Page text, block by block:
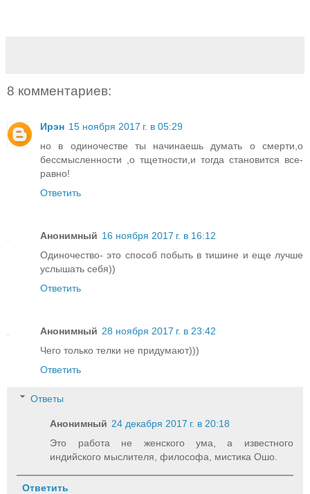
8 комментариев:
Ирэн 15 ноября 2017 г. в 05:29
но в одиночестве ты начинаешь думать о смерти,о
бессмысленности ,о тщетности,и тогда становится все-
равно!
Ответить
Анонимный 16 ноября 2017 г. в 16:12
Одиночество- это способ побыть в тишине и еще лучше
услышать себя))
Ответить
Анонимный 28 ноября 2017 г. в 23:42
Чего только телки не придумают)))
Ответить
Ответы
Анонимный 24 декабря 2017 г. в 20:18
Это работа не женского ума, а известного
индийского мыслителя, философа, мистика Ошо.
Ответить